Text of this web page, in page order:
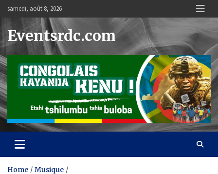
content
samedi, août 8, 2026
Eventsrdc.com
Home
Musique